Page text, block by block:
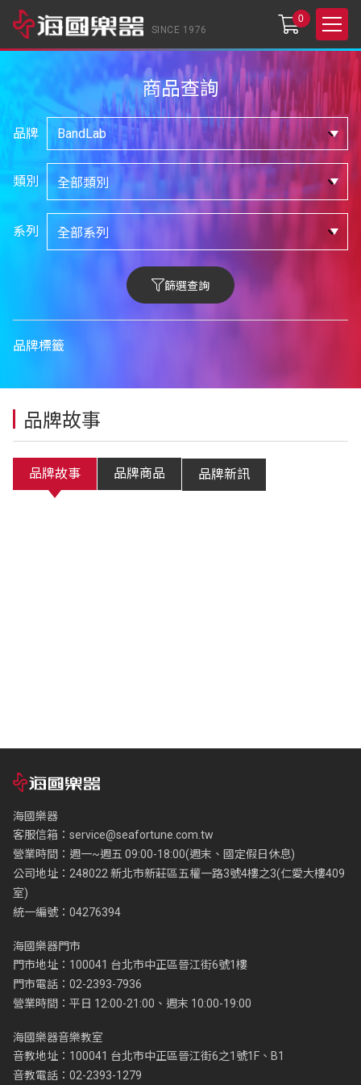
SINCE 1976
0
商品查詢
品牌
類別
系列
篩選查詢
品牌標籤
品牌故事
品牌故事 品牌商品 品牌新訊
海國樂器
客服信箱： service@seafortune.com.tw
營業時間：週一~週五 09:00-18:00(週末、國定假日休息)
公司地址：248022 新北市新莊區五權一路3號4樓之3(仁愛大樓409
室)
統一編號：04276394
海國樂器門市
門市地址：100041 台北市中正區晉江街6號1樓
門市電話：02-2393-7936
營業時間：平日 12:00-21:00、週末 10:00-19:00
海國樂器音樂教室
音教地址：100041 台北市中正區晉江街6之1號1F、B1
音教電話：02-2393-1279